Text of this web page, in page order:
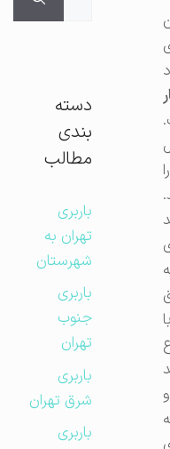
دسته
بندی
مطالب
باربری
تهران به
شهرستان
باربری
جنوب
تهران
باربری
شرق تهران
باربری